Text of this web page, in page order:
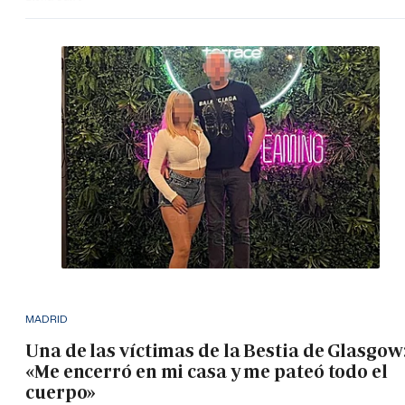
MADRID
Una de las víctimas de la Bestia de
«Me encerró en mi casa y me pateó todo el
cuerpo»